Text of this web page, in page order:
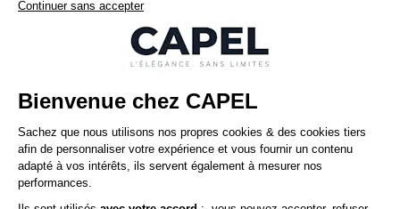
Veste Tissu Carreaux Capel Grande Taille
Adoptez un style